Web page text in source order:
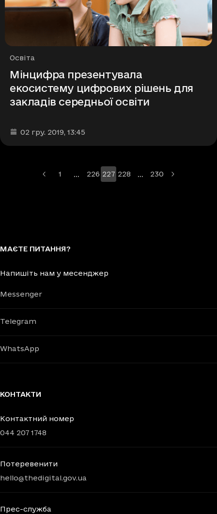
Рубрики
Освіта
Мінцифра презентувала
екосистему цифрових рішень для
закладів середньої освіти
Дата та час публікації
02 гру. 2019, 13:45
1 …
Більше сторінок
226 227 228 …
Більше сторінок
230
МАЄТЕ ПИТАННЯ?
Напишіть нам у месенджер
Messenger
Telegram
WhatsApp
КОНТАКТИ
Контактний номер
044 207 1748
Потеревенити
hello@thedigital.gov.ua
Прес-служба